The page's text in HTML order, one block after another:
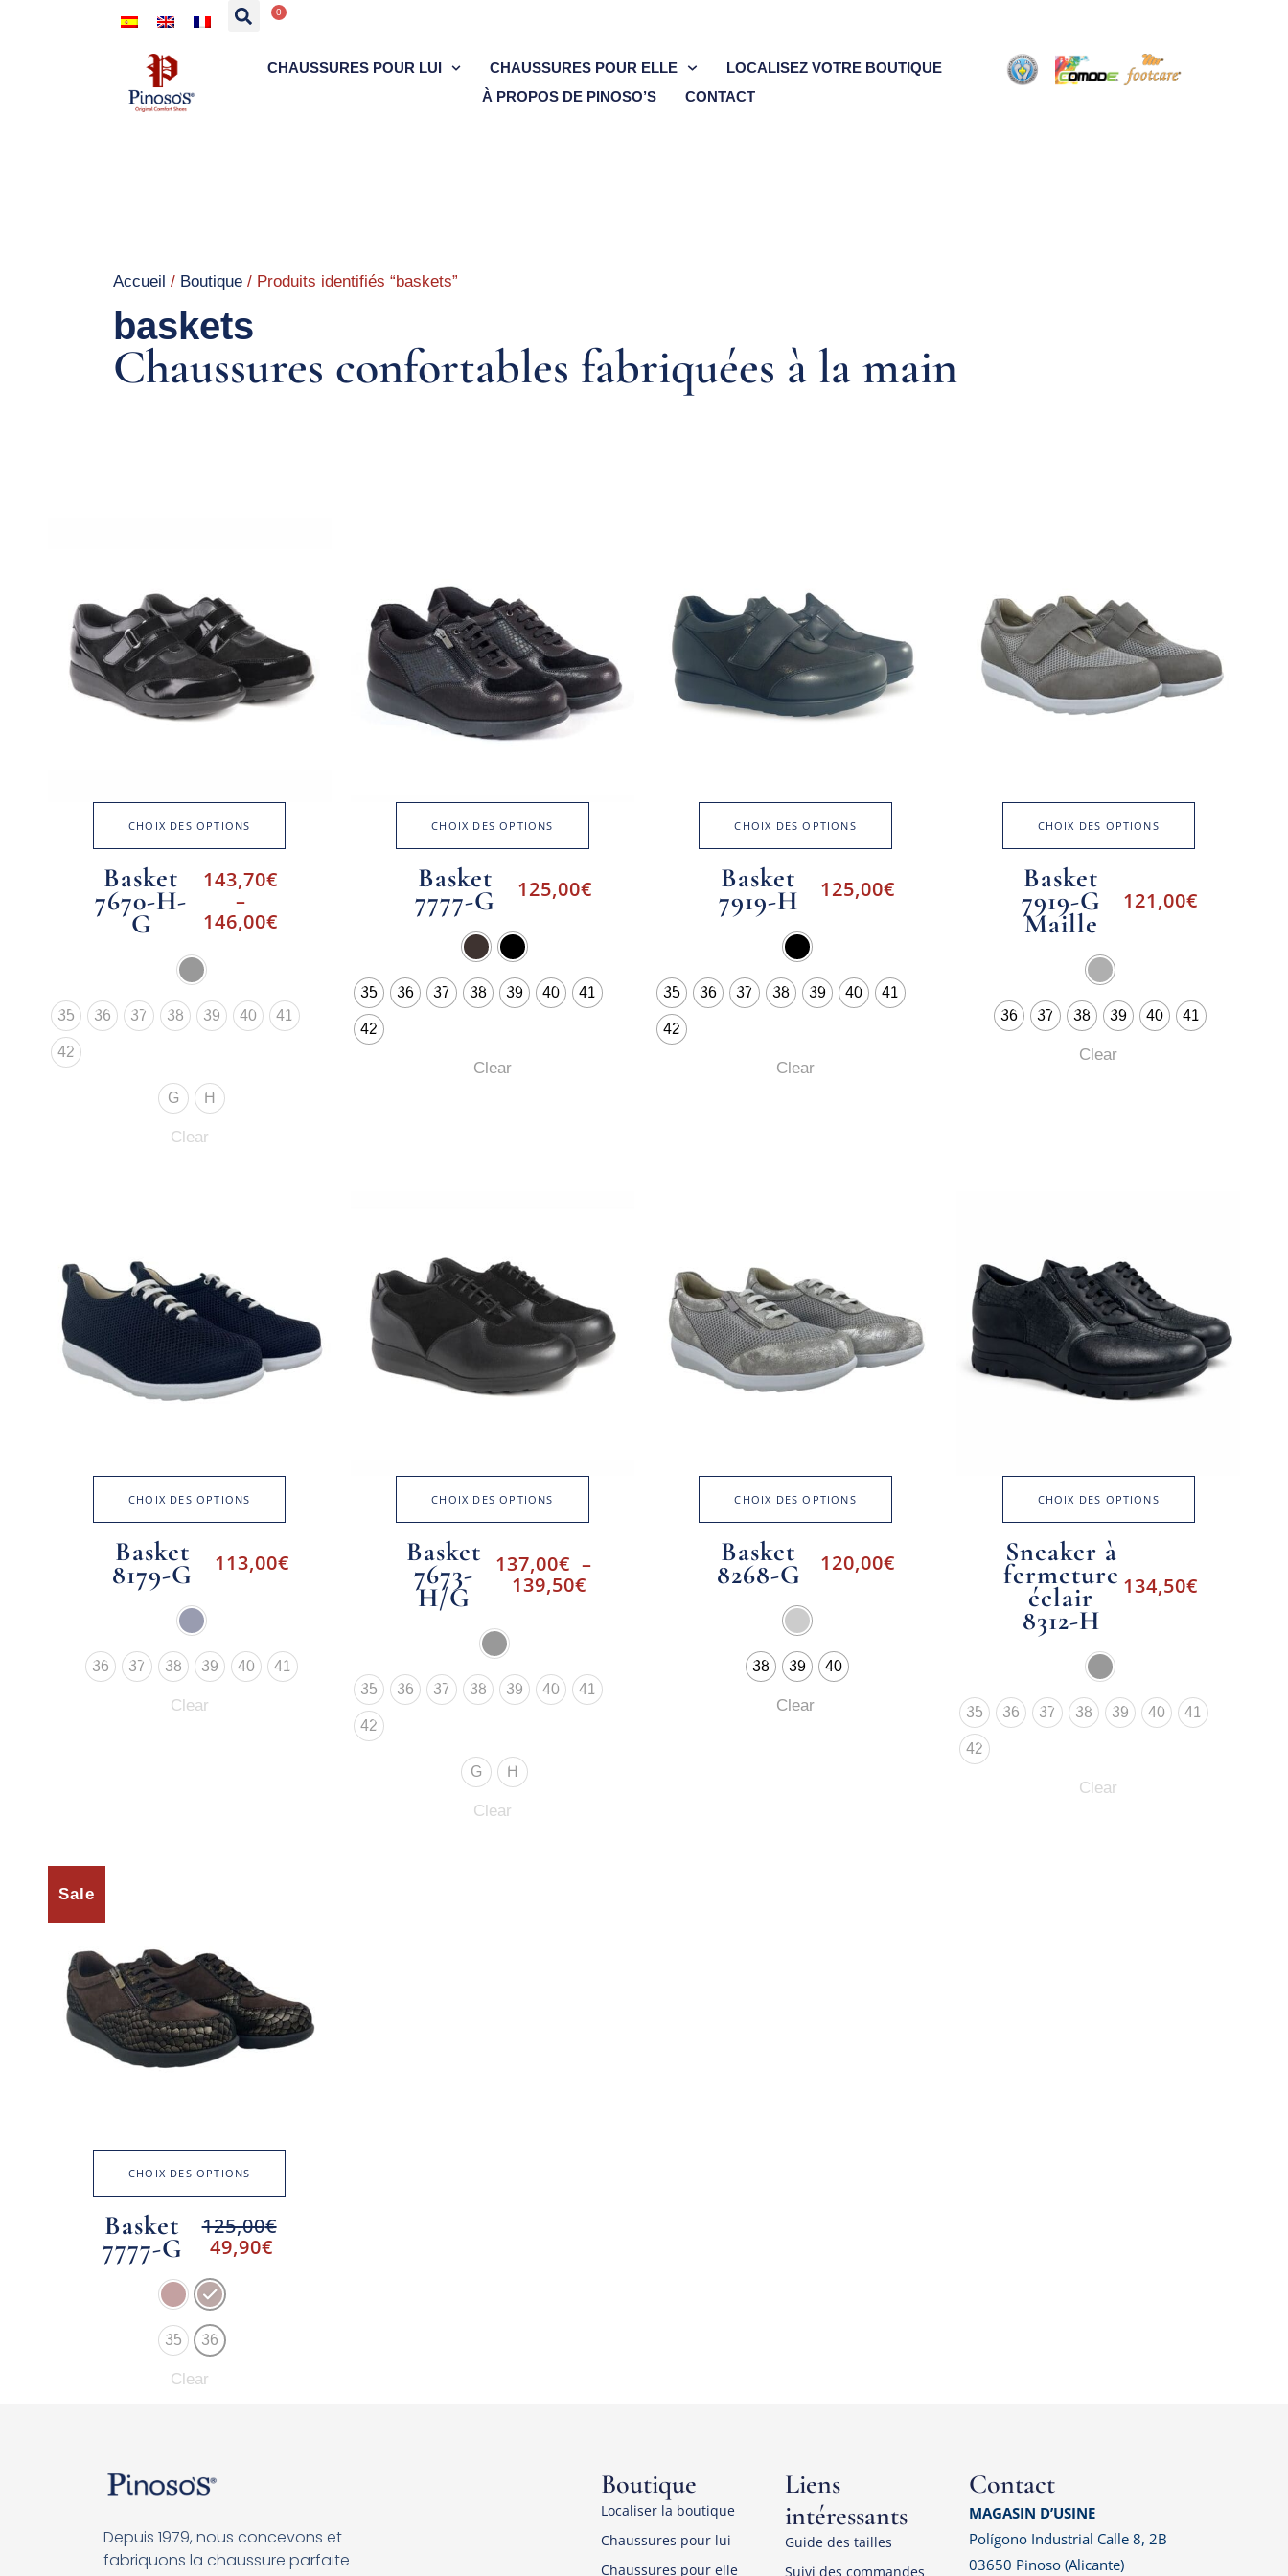
0
CHAUSSURES POUR LUI CHAUSSURES POUR ELLE
LOCALISEZ VOTRE BOUTIQUE
À PROPOS DE PINOSO’S
CONTACT
Accueil / Boutique/ Produits identifiés “baskets”
baskets
Chaussures confortables fabriquées à la main
CHOIX DES OPTIONS
Basket
7670-H-
G
143,70€
–
146,00€
35 36 37 38 39 40 41
42
G H
Clear
CHOIX DES OPTIONS
Basket
7777-G 125,00€
35 36 37 38 39 40 41
42
Clear
CHOIX DES OPTIONS
Basket
7919-H 125,00€
35 36 37 38 39 40 41
42
Clear
CHOIX DES OPTIONS
Basket
7919-G
Maille
121,00€
36 37 38 39 40 41
Clear
CHOIX DES OPTIONS
Basket
8179-G 113,00€
36 37 38 39 40 41
Clear
CHOIX DES OPTIONS
Basket
7673-
H/G
137,00€ –
139,50€
35 36 37 38 39 40 41
42
G H
Clear
CHOIX DES OPTIONS
Basket
8268-G 120,00€
38 39 40
Clear
CHOIX DES OPTIONS
Sneaker à
fermeture
éclair
8312-H
134,50€
35 36 37 38 39 40 41
42
Clear
Sale
CHOIX DES OPTIONS
Basket
7777-G
125,00€
49,90€
35 36
Clear
Depuis 1979, nous concevons et
fabriquons la chaussure parfaite
Boutique
Localiser la boutique
Chaussures pour lui
Chaussures pour elle
Liens
intéressants
Guide des tailles
Suivi des commandes
Contact
MAGASIN D’USINE
Polígono Industrial Calle 8, 2B
03650 Pinoso (Alicante)